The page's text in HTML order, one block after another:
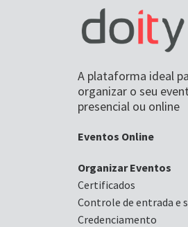
A plataforma ideal
organizar o seu
presencial ou online
Eventos Online
Organizar Eventos
Certificados
Controle de entrada e
Credenciamento